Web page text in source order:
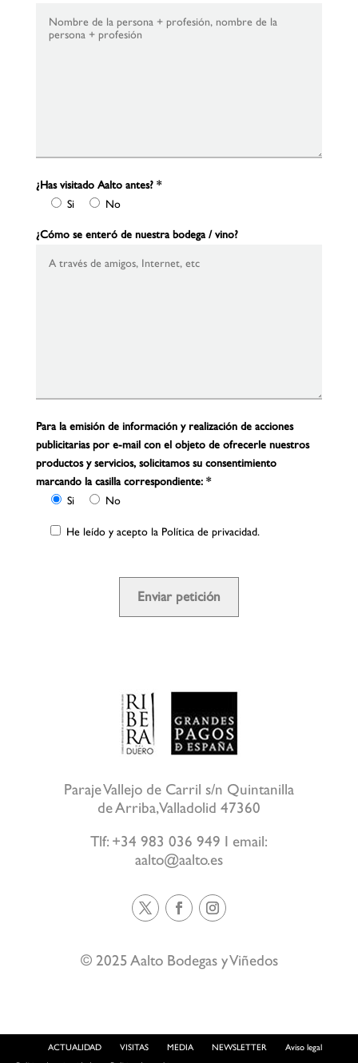
¿Has visitado Aalto antes? *
Si
No
¿Cómo se enteró de nuestra bodega / vino?
Para la emisión de información y realización de acciones
publicitarias por e-mail con el objeto de ofrecerle nuestros
productos y servicios, solicitamos su consentimiento
marcando la casilla correspondiente: *
Si
No
He leído y acepto la Política de privacidad.
Paraje Vallejo de Carril s/n Quintanilla
de Arriba, Valladolid 47360
Tlf: +34 983 036 949 I email:
aalto@aalto.es
© 2025 Aalto Bodegas y Viñedos
ACTUALIDAD VISITAS MEDIA NEWSLETTER Aviso legal